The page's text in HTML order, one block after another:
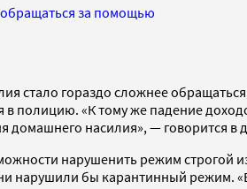
обращаться за помощью
стало гораздо сложнее
в полицию. «К тому же падение
домашнего насилия», — говорится в
нарушенить режим
нарушили бы карантинный режим.